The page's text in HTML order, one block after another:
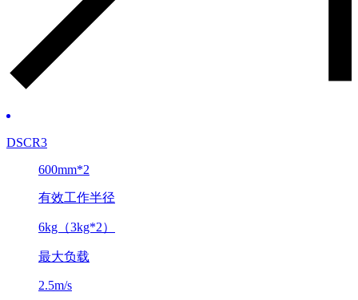
DSCR3
600mm*2
有效工作半径
6kg（3kg*2）
最大负载
2.5m/s